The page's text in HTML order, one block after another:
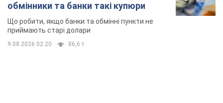
обмінники та банки такі купюри
Що робити, якщо банки та обмінні пункти не
приймають старі долари
9.08.2026 02:20 86,6 т.